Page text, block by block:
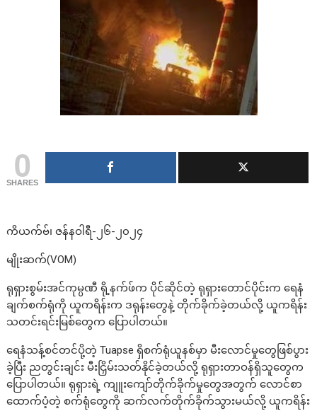
0
SHARES
ကိယက်ဗ်၊ ဇန်နဝါရီ-၂၆-၂၀၂၄
မျိုးဆက်(VOM)
ရုရှားစွမ်းအင်ကုမ္ပဏီ ရို့နက်ဖ်က ပိုင်ဆိုင်တဲ့ ရုရှားတောင်ပိုင်းက ရေနံ
ချက်စက်ရုံကို ယူကရိန်းက ဒရုန်းတွေနဲ့ တိုက်ခိုက်ခဲ့တယ်လို့ ယူကရိန်း
သတင်းရင်းမြစ်တွေက ပြောပါတယ်။
ရေနံသန့်စင်တင်ပို့တဲ့ Tuapse ရှိစက်ရုံယူနစ်မှာ မီးလောင်မှုတွေဖြစ်ပွား
ခဲ့ပြီး ညတွင်းချင်း မီးငြှိမ်းသတ်နိုင်ခဲ့တယ်လို့ ရုရှားတာဝန်ရှိသူတွေက
ပြောပါတယ်။ ရုရှားရဲ့ ကျူးကျော်တိုက်ခိုက်မှုတွေအတွက် လောင်စာ
ထောက်ပံ့တဲ့ စက်ရုံတွေကို ဆက်လက်တိုက်ခိုက်သွားမယ်လို့ ယူကရိန်း